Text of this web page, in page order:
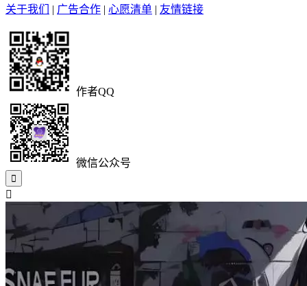
关于我们
| 广告合作 | 心愿清单 | 友情链接
作者QQ
微信公众号